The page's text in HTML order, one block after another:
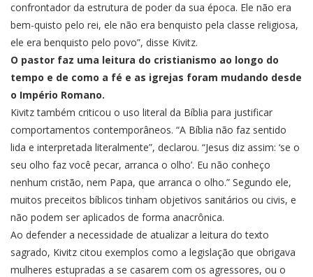
confrontador da estrutura de poder da sua época. Ele não era
bem-quisto pelo rei, ele não era benquisto pela classe religiosa,
ele era benquisto pelo povo”, disse Kivitz.
O pastor faz uma leitura do cristianismo ao longo do
tempo e de como a fé e as igrejas foram mudando desde
o Império Romano.
Kivitz também criticou o uso literal da Bíblia para justificar
comportamentos contemporâneos. “A Bíblia não faz sentido
lida e interpretada literalmente”, declarou. “Jesus diz assim: ‘se o
seu olho faz você pecar, arranca o olho’. Eu não conheço
nenhum cristão, nem Papa, que arranca o olho.” Segundo ele,
muitos preceitos bíblicos tinham objetivos sanitários ou civis, e
não podem ser aplicados de forma anacrônica.
Ao defender a necessidade de atualizar a leitura do texto
sagrado, Kivitz citou exemplos como a legislação que obrigava
mulheres estupradas a se casarem com os agressores, ou o